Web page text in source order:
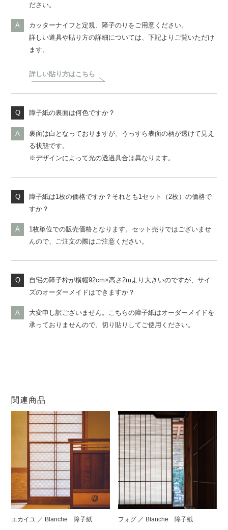
ださい。
カッターナイフと定規、障子のりをご用意ください。
詳しい道具や貼り方の詳細については、下記よりご覧いただけ
ます。
詳しい貼り方はこちら
障子紙の裏面は何色ですか？
裏面は白となっておりますが、うっすら表面の柄が透けて見え
る状態です。
※デザインによって光の透過具合は異なります。
障子紙は1枚の価格ですか？それとも1セット（2枚）の価格で
すか？
1枚単位での販売価格となります。セット売りではございませ
んので、ご注文の際はご注意ください。
自宅の障子枠が横幅92cm×高さ2mより大きいのですが、サイ
ズのオーダーメイドはできますか？
大変申し訳ございません。こちらの障子紙はオーダーメイドを
承っておりませんので、切り貼りしてご使用ください。
関連商品
エカイユ ／ Blanche 障子紙 フォグ ／ Blanche 障子紙